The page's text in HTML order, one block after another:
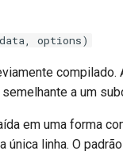
options)
compilado.
a um
em uma forma
única linha. O